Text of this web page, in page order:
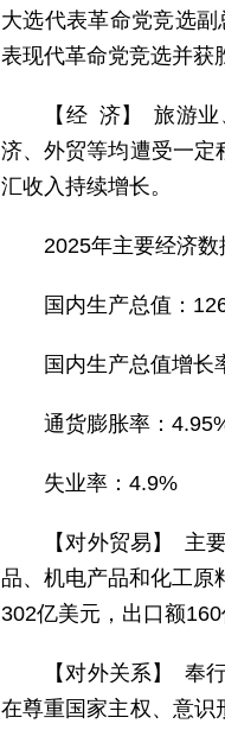
大选代表革命党竞选
表现代革命党竞选并获
【经 济】 旅游
济、外贸等均遭受一定
汇收入持续增长。
2025年主要经济数
国内生产总值：
国内生产总值增长
通货膨胀率：
失业率：4.9%
【对外贸易】 主
品、机电产品和化工原
302亿美元，出口额
【对外关系】 奉
在尊重国家主权、意识